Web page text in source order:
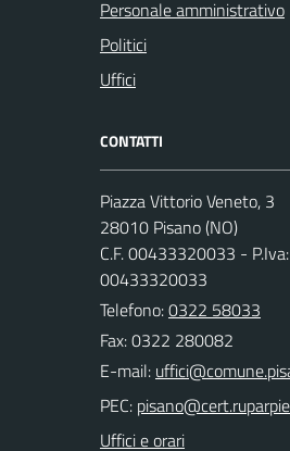
Personale amministrativo
Politici
Uffici
CONTATTI
Piazza Vittorio Veneto, 3
28010 Pisano (NO)
C.F. 00433320033 - P.Iva:
00433320033
Telefono:0322 58033
Fax: 0322 280082
E-mail:
PEC:
Uffici e orari